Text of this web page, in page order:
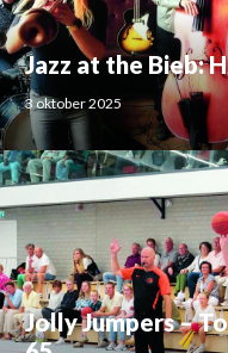
Jazz at the Bieb:
3 oktober 2025
Jolly Jumpers –